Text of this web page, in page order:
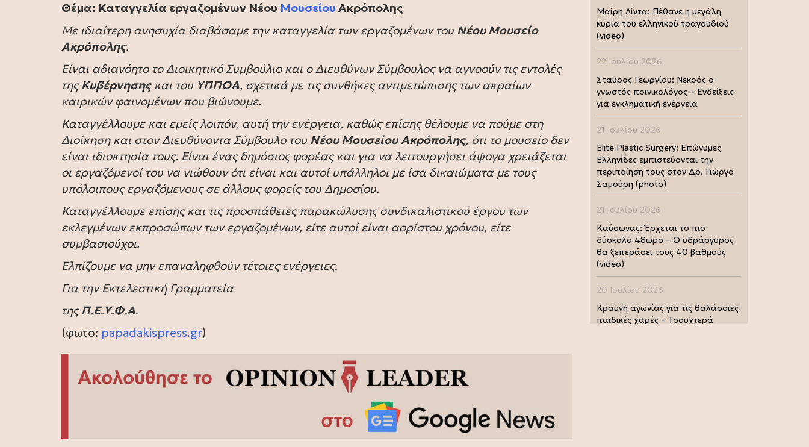
Θέμα: Καταγγελία εργαζομένων Νέου Μουσείου Ακρόπολης
Με ιδιαίτερη ανησυχία διαβάσαμε την καταγγελία των εργαζομένων του Νέου Μουσείο
Ακρόπολης.
Είναι αδιανόητο το Διοικητικό Συμβούλιο και ο Διευθύνων Σύμβουλος να αγνοούν τις εντολές
τηςΚυβέρνησηςκαι του ΥΠΠΟΑ, σχετικά με τις συνθήκες αντιμετώπισης των ακραίων
καιρικών φαινομένων που βιώνουμε.
Καταγγέλλουμε και εμείς λοιπόν, αυτή την ενέργεια, καθώς επίσης θέλουμε να πούμε στη
Διοίκηση και στον Διευθύνοντα Σύμβουλο του Νέου Μουσείου Ακρόπολης, ότι το μουσείο δεν
είναι ιδιοκτησία τους. Είναι ένας δημόσιος φορέας και για να λειτουργήσει άψογα χρειάζεται
οι εργαζόμενοί του να νιώθουν ότι είναι και αυτοί υπάλληλοι με ίσα δικαιώματα με τους
υπόλοιπους εργαζόμενους σε άλλους φορείς του Δημοσίου.
Καταγγέλλουμε επίσης και τις προσπάθειες παρακώλυσης συνδικαλιστικού έργου των
εκλεγμένων εκπροσώπων των εργαζομένων, είτε αυτοί είναι αορίστου χρόνου, είτε
συμβασιούχοι.
Ελπίζουμε να μην επαναληφθούν τέτοιες ενέργειες.
Για την Εκτελεστική Γραμματεία
τηςΠ.Ε.Υ.Φ.Α.
(φωτο: papadakispress.gr)
Μαίρη Λίντα: Πέθανε η μεγάλη
κυρία του ελληνικού τραγουδιού
(video)
22 Ιουλίου 2026
Σταύρος Γεωργίου: Νεκρός ο
γνωστός ποινικολόγος – Ενδείξεις
για εγκληματική ενέργεια
21 Ιουλίου 2026
Elite Plastic Surgery: Επώνυμες
Ελληνίδες εμπιστεύονται την
περιποίηση τους στον Δρ. Γιώργο
Σαμούρη (photo)
21 Ιουλίου 2026
Καύσωνας: Έρχεται το πιο
δύσκολο 48ωρο – Ο υδράργυρος
θα ξεπεράσει τους 40 βαθμούς
(video)
20 Ιουλίου 2026
Κραυγή αγωνίας για τις θαλάσσιες
παιδικές χαρές – Τσουχτερά